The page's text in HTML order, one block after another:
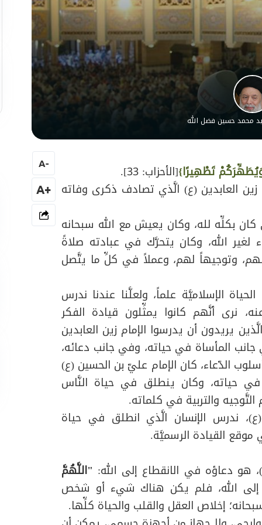
محمد حسين فضل الله
تَطْهِيرًا}[الأحزاب: 33].
العابدين (ع) الَّذي تصادف ذكرى وفاته
كان بكلِّه لله، وكان يعيش مع الله سبحانه
الله، وكان يتحرَّك في عبادته صلاةً
لهم، وتوجيهاً لهم، وعملاً في كلِّ ما يتَّصل
الإسلاميَّة علماً، ولعلَّنا عندنا ندرس
نرى أنَّهم كانوا يمثِّلون قيادة الفكر
يريدون أن يدرسوا الإمام زين العابدين
المأساة في حياته، وفي جانب دعائه،
الدّعاء، كان الإمام عليّ بن الحسين (ع)
في حياته، وكان ينطلق في حياة النَّاس
والتربية في كلماته.
ندرس الإنسان الَّذي انطلق في حياة
موقع القيادة الرسميَّة.
هو دعاؤه في الانقطاع إلى الله: "اللَّهُمَّ
الله، فلم يكن هناك شيء أو شخص
إخلاص العقل والقلب والحياة كلِّها.
-
A
+A